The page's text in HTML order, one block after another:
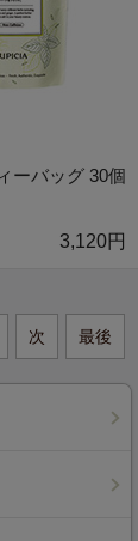
ーバッグ 30個
3,120円
次 最後